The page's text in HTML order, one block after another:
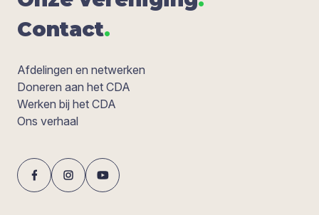
Con­tact.
Afdelingen en netwerken
Doneren aan het CDA
Werken bij het CDA
Ons verhaal